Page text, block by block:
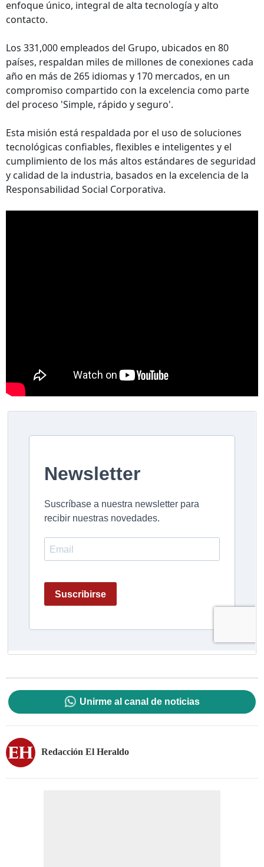
enfoque único, integral de alta tecnología y alto
contacto.
Los 331,000 empleados del Grupo, ubicados en 80
países, respaldan miles de millones de conexiones cada
año en más de 265 idiomas y 170 mercados, en un
compromiso compartido con la excelencia como parte
del proceso 'Simple, rápido y seguro'.
Esta misión está respaldada por el uso de soluciones
tecnológicas confiables, flexibles e inteligentes y el
cumplimiento de los más altos estándares de seguridad
y calidad de la industria, basados en la excelencia de la
Responsabilidad Social Corporativa.
Unirme al canal de noticias
Redacción El Heraldo